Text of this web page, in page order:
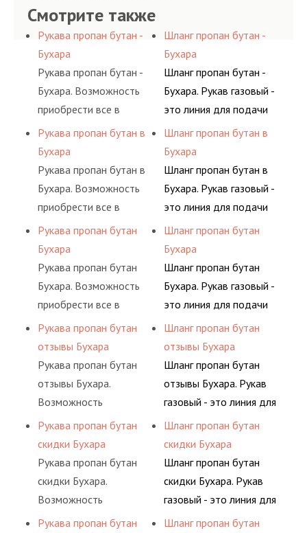
Смотрите также
Рукава пропан бутан -
Бухара
Рукава пропан бутан -
Бухара. Возможность
приобрести все в
одном месте это
главное преимущество
для многих
потребителей, так как
затрата времени на
материалов, это
затрата собственной
энергии, времени и
конечно средств.
Рукава пропан бутан в
Бухара
Рукава пропан бутан в
Бухара. Возможность
приобрести все в
одном месте это
главное преимущество
для многих
потребителей, так как
затрата времени на
материалов, это
затрата собственной
энергии, времени и
конечно средств.
Рукава пропан бутан
Бухара
Рукава пропан бутан
Бухара. Возможность
приобрести все в
одном месте это
главное преимущество
для многих
потребителей, так как
затрата времени на
материалов, это
затрата собственной
энергии, времени и
конечно средств.
Рукава пропан бутан
отзывы Бухара
Рукава пропан бутан
отзывы Бухара.
Возможность
приобрести все в
одном месте это
главное преимущество
для многих
потребителей, так как
Рукава пропан бутан
скидки Бухара
Рукава пропан бутан
скидки Бухара.
Возможность
приобрести все в
Рукава пропан бутан
Шланг пропан бутан -
Бухара
Шланг пропан бутан -
Бухара. Рукав газовый -
это линия для подачи
сжатого воздуха и
различных типов
сжиженного газа
(кислород, аргон, метан,
пропан, бутан,
определенными
элементами системы.
Шланг пропан бутан в
Бухара
Шланг пропан бутан в
Бухара. Рукав газовый -
это линия для подачи
сжатого воздуха и
различных типов
сжиженного газа
(кислород, аргон, метан,
пропан, бутан,
определенными
элементами системы.
Шланг пропан бутан
Бухара
Шланг пропан бутан
Бухара. Рукав газовый -
это линия для подачи
сжатого воздуха и
различных типов
сжиженного газа
(кислород, аргон, метан,
пропан, бутан,
определенными
элементами системы.
Шланг пропан бутан
отзывы Бухара
Шланг пропан бутан
отзывы Бухара. Рукав
газовый - это линия для
подачи сжатого
воздуха и различных
типов сжиженного газа
(кислород, аргон, метан,
пропан, бутан,
Шланг пропан бутан
скидки Бухара
Шланг пропан бутан
скидки Бухара. Рукав
газовый - это линия для
подачи сжатого
Шланг пропан бутан